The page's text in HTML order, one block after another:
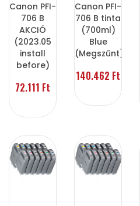
Canon PFI-
706 B
AKCIÓ
(2023.05
install
before)
72.111 Ft
Canon PFI-
706 B tinta
(700ml)
Blue
(Megszűnt)
140.462 Ft